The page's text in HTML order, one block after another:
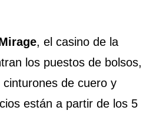
, el casino de la
los puestos de bolsos,
de cuero y
están a partir de los 5